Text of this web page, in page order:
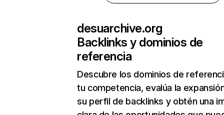
desuarchive.org
Backlinks y dominios de
referencia
Descubre los dominios de
tu competencia, evalúa la
su perfil de backlinks y obtén una